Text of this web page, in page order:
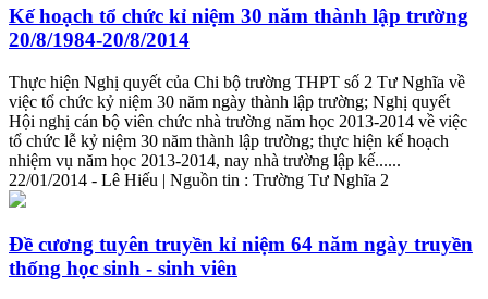
Kế hoạch tổ chức kỉ niệm 30 năm thành lập trường
20/8/1984-20/8/2014
Thực hiện Nghị quyết của Chi bộ trường THPT số 2 Tư Nghĩa về
việc tổ chức kỷ niệm 30 năm ngày thành lập trường; Nghị quyết
Hội nghị cán bộ viên chức nhà trường năm học 2013-2014 về việc
tổ chức lễ kỷ niệm 30 năm thành lập trường; thực hiện kế hoạch
nhiệm vụ năm học 2013-2014, nay nhà trường lập kế......
22/01/2014 - Lê Hiếu | Nguồn tin : Trường Tư Nghĩa 2
Đề cương tuyên truyền kỉ niệm 64 năm ngày truyền
thống học sinh - sinh viên